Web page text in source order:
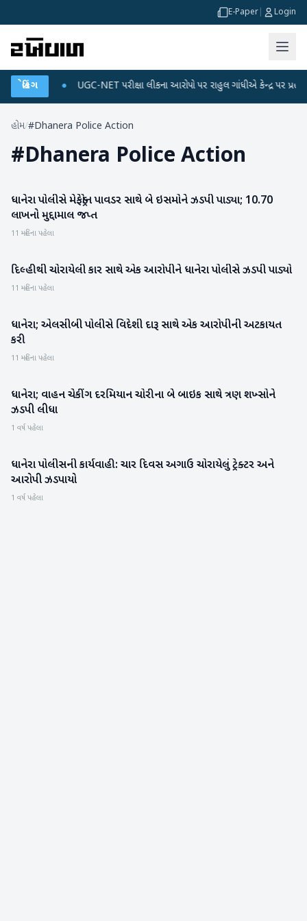
E-Paper Login
બ્રેકિંગ
પ્લાન UGC-NET પરીક્ષા લીકના આરોપો પર રાહુલ ગાંધીએ કેન્દ્ર પર પ્રહાર
હોમ/#Dhanera Police Action
#Dhanera Police Action
બનાસકાંઠા
ધાનેરા પોલીસે મેફેડ્રોન પાવડર સાથે બે ઇસમોને ઝડપી પાડ્યા; 10.70
લાખનો મુદ્દામાલ જપ્ત
11 મહિના પહેલા
બનાસકાંઠા
દિલ્હીથી ચોરાયેલી કાર સાથે એક આરોપીને ધાનેરા પોલીસે ઝડપી પાડ્યો
11 મહિના પહેલા
બનાસકાંઠા
ધાનેરા; એલસીબી પોલીસે વિદેશી દારૂ સાથે એક આરોપીની અટકાયત
કરી
11 મહિના પહેલા
બનાસકાંઠા
ધાનેરા; વાહન ચેકીંગ દરમિયાન ચોરીના બે બાઇક સાથે ત્રણ શખ્સોને
ઝડપી લીધા
1 વર્ષ પહેલા
બનાસકાંઠા
ધાનેરા પોલીસની કાર્યવાહી: ચાર દિવસ અગાઉ ચોરાયેલું ટ્રેક્ટર અને
આરોપી ઝડપાયો
1 વર્ષ પહેલા